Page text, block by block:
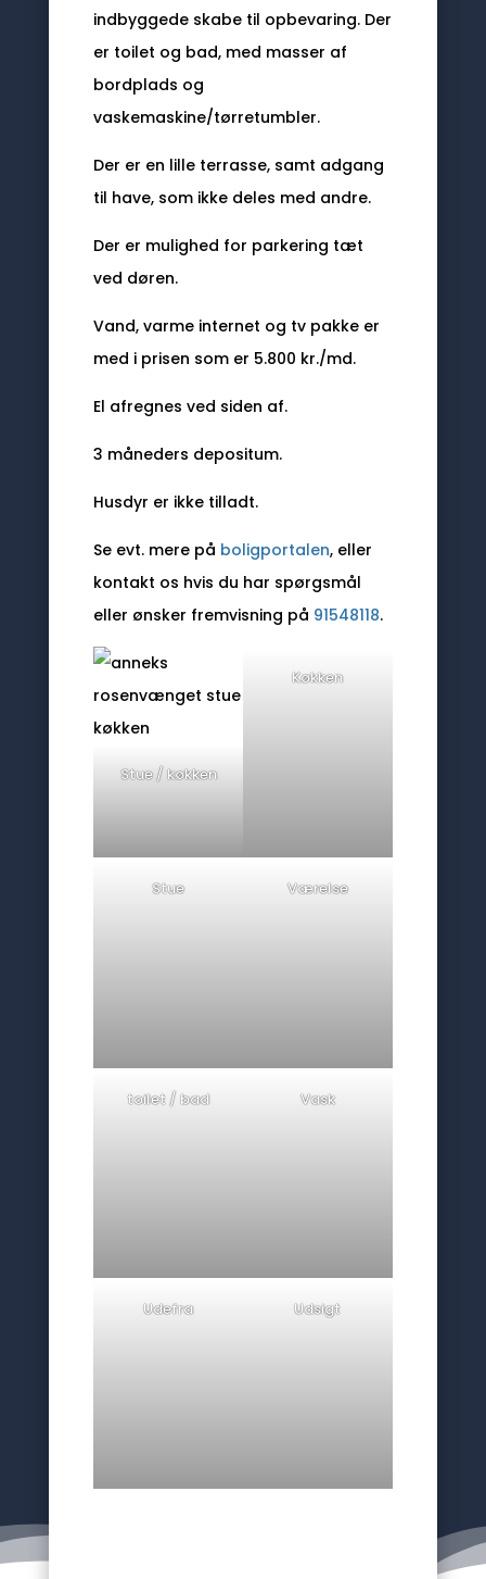
indbyggede skabe til opbevaring. Der
er toilet og bad, med masser af
bordplads og
vaskemaskine/tørretumbler.
Der er en lille terrasse, samt adgang
til have, som ikke deles med andre.
Der er mulighed for parkering tæt
ved døren.
Vand, varme internet og tv pakke er
med i prisen som er 5.800 kr./md.
El afregnes ved siden af.
3 måneders depositum.
Husdyr er ikke tilladt.
Se evt. mere på boligportalen, eller
kontakt os hvis du har spørgsmål
eller ønsker fremvisning på 91548118.
Stue / køkken
Køkken
Stue Værelse
toilet / bad Vask
Udefra Udsigt